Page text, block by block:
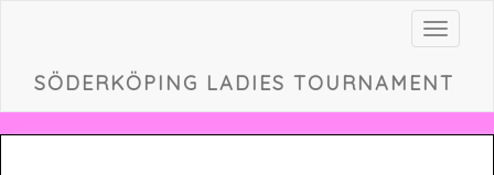
Toggle
SÖDERKÖPING LADIES TOURNAMENT